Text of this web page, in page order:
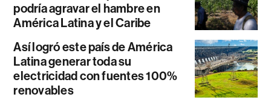
podría agravar el hambre en
América Latina y el Caribe
Así logró este país de América
Latina generar toda su
electricidad con fuentes 100%
renovables